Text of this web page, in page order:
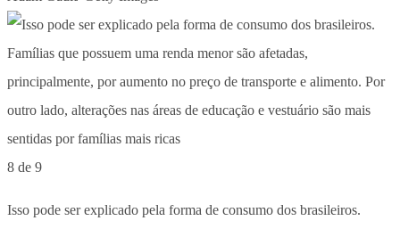
8 de 9
Isso pode ser explicado pela forma de consumo dos brasileiros.